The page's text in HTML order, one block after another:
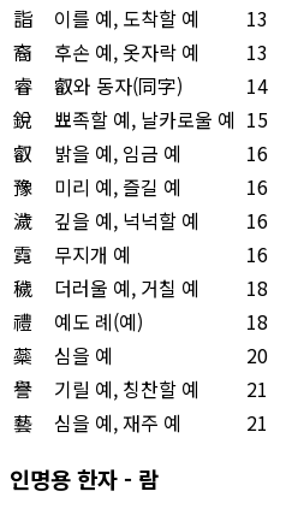
詣
이를 예, 도착할 예 13
裔
후손 예, 옷자락 예 13
睿
叡와 동자(同字) 14
銳
뾰족할 예, 날카로울 예 15
叡
밝을 예, 임금 예 16
豫
미리 예, 즐길 예 16
濊
깊을 예, 넉넉할 예 16
霓
무지개 예 16
穢
더러울 예, 거칠 예 18
禮
예도 례(예) 18
蘂
심을 예 20
譽
기릴 예, 칭찬할 예 21
藝
심을 예, 재주 예 21
인명용 한자 - 람